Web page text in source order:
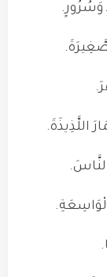
وَسُرُورٍ.
اللَّذِيذَةَ.